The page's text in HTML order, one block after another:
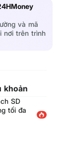
và mã
nơi trên trình
khoản
SD
tối đa